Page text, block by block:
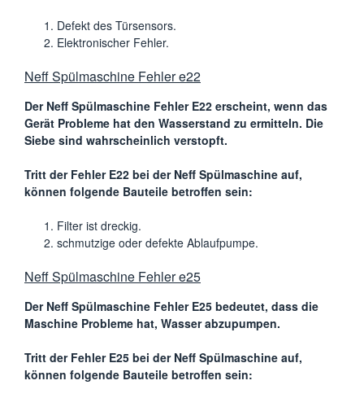
Defekt des Türsensors.
Elektronischer Fehler.
Neff Spülmaschine Fehler e22
Der Neff Spülmaschine Fehler E22 erscheint, wenn das
Gerät Probleme hat den Wasserstand zu ermitteln. Die
Siebe sind wahrscheinlich verstopft.
Tritt der Fehler E22 bei der Neff Spülmaschine auf,
können folgende Bauteile betroffen sein:
Filter ist dreckig.
schmutzige oder defekte Ablaufpumpe.
Neff Spülmaschine Fehler e25
Der Neff Spülmaschine Fehler E25 bedeutet, dass die
Maschine Probleme hat, Wasser abzupumpen.
Tritt der Fehler E25 bei der Neff Spülmaschine auf,
können folgende Bauteile betroffen sein: